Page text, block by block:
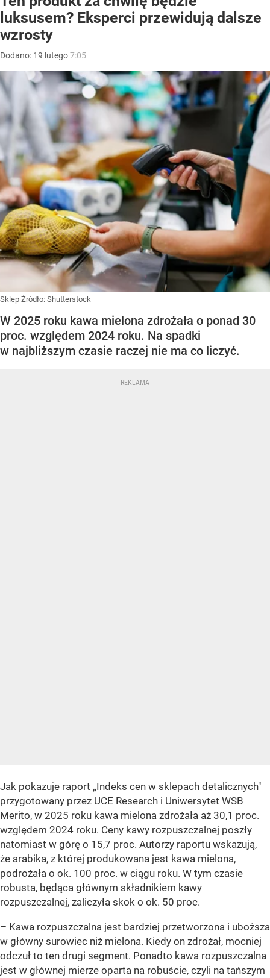
luksusem? Eksperci przewidują dalsze
wzrosty
Dodano: 19 lutego7:05
Sklep Źródło: Shutterstock
W 2025 roku kawa mielona zdrożała o ponad 30
proc. względem 2024 roku. Na spadki
w najbliższym czasie raczej nie ma co liczyć.
Jak pokazuje raport „Indeks cen w sklepach detalicznych"
przygotowany przez UCE Research i Uniwersytet WSB
Merito, w 2025 roku kawa mielona zdrożała aż 30,1 proc.
względem 2024 roku. Ceny kawy rozpuszczalnej poszły
natomiast w górę o 15,7 proc. Autorzy raportu wskazują,
że arabika, z której produkowana jest kawa mielona,
podrożała o ok. 100 proc. w ciągu roku. W tym czasie
robusta, będąca głównym składnikiem kawy
rozpuszczalnej, zaliczyła skok o ok. 50 proc.
– Kawa rozpuszczalna jest bardziej przetworzona i uboższa
w główny surowiec niż mielona. Kiedy on zdrożał, mocniej
odczuł to ten drugi segment. Ponadto kawa rozpuszczalna
jest w głównej mierze oparta na robuście, czyli na tańszym